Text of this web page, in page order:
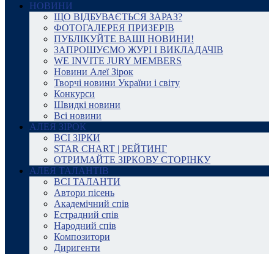
НОВИНИ
ЩО ВІДБУВАЄТЬСЯ ЗАРАЗ?
ФОТОГАЛЕРЕЯ ПРИЗЕРІВ
ПУБЛІКУЙТЕ ВАШІ НОВИНИ!
ЗАПРОШУЄМО ЖУРІ І ВИКЛАДАЧІВ
WE INVITE JURY MEMBERS
Новини Алеї Зірок
Творчі новини України і світу
Конкурси
Швидкі новини
Всі новини
АЛЕЯ ЗІРОК
ВСІ ЗІРКИ
STAR CHART | РЕЙТИНГ
ОТРИМАЙТЕ ЗІРКОВУ СТОРІНКУ
АЛЕЯ ТАЛАНТІВ
ВСІ ТАЛАНТИ
Автори пісень
Академічний спів
Естрадний спів
Народний спів
Композитори
Диригенти